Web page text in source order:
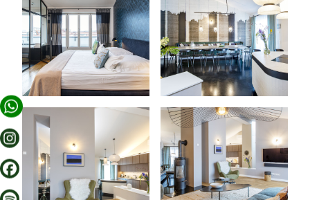
아파트
제안
배경
실용 정보